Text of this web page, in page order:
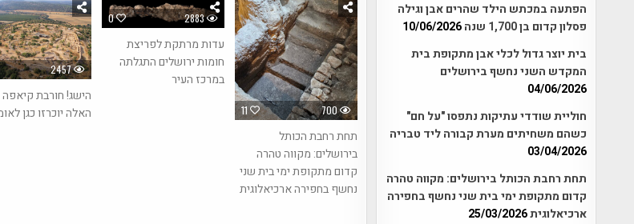
2457
הישג! חורבת
האלה יוכרזו כגן
0 2883
עדות מרתקת לפריצת
חומות ירושלים התגלתה
במרכז העיר
11 700
תחת רחבת הכותל
בירושלים: מקווה טהרה
קדום מתקופת ימי בית שני
נחשף בחפירה ארכיאלוגית
הפתעה במכתש הילד שהרים אבן וגילה
פסלון קדום בן 1,700 שנה
10/06/2026
בית יוצר גדול לכלי אבן מתקופת בית
המקדש השני נחשף בירושלים
04/06/2026
חוליית שודדי עתיקות נתפסו "על חם"
כשהם משחיתים מערת קבורה ליד טבריה
03/04/2026
תחת רחבת הכותל בירושלים: מקווה טהרה
קדום מתקופת ימי בית שני נחשף בחפירה
ארכיאלוגית25/03/2026